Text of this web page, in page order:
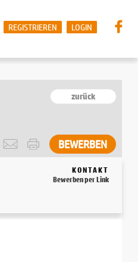
LOGIN
REGISTRIEREN
zurück
KONTAKT
Bewerben per Link